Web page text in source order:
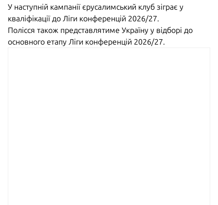
У наступній кампанії єрусалимський клуб зіграє у
кваліфікації до Ліги конференцій 2026/27.
Полісся також представлятиме Україну у відборі до
основного етапу Ліги конференцій 2026/27.